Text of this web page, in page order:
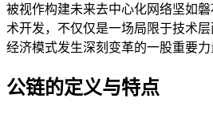
被视作构建未来去中心化网络坚如
术开发，不仅仅是一场局限于技术
经济模式发生深刻变革的一股重要力
公链的定义与特点